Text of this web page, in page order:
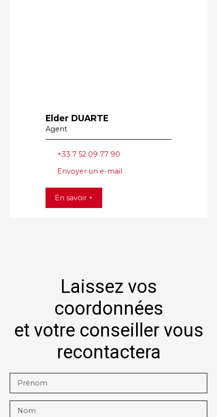
Elder DUARTE
Agent
+33 7 52 09 77 90
Envoyer un e-mail
En savoir +
Laissez vos
coordonnées
et votre conseiller vous
recontactera
Prénom
Nom